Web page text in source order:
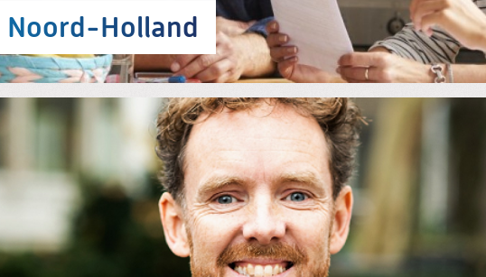
Noord-Holland
Michel geeft antwoord (2)